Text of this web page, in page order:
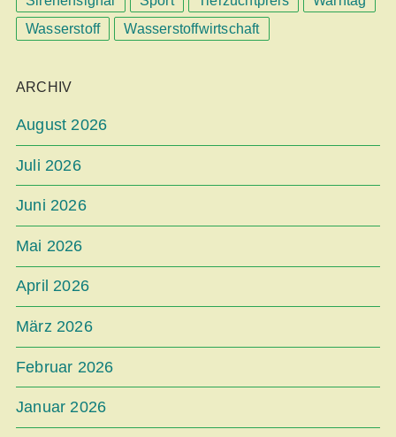
Wasserstoff
Wasserstoffwirtschaft
ARCHIV
August 2026
Juli 2026
Juni 2026
Mai 2026
April 2026
März 2026
Februar 2026
Januar 2026